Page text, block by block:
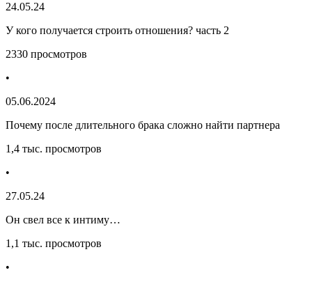
24.05.24
У кого получается строить отношения? часть 2
2330 просмотров
•
05.06.2024
Почему после длительного брака сложно найти партнера
1,4 тыс. просмотров
•
27.05.24
Он свел все к интиму…
1,1 тыс. просмотров
•